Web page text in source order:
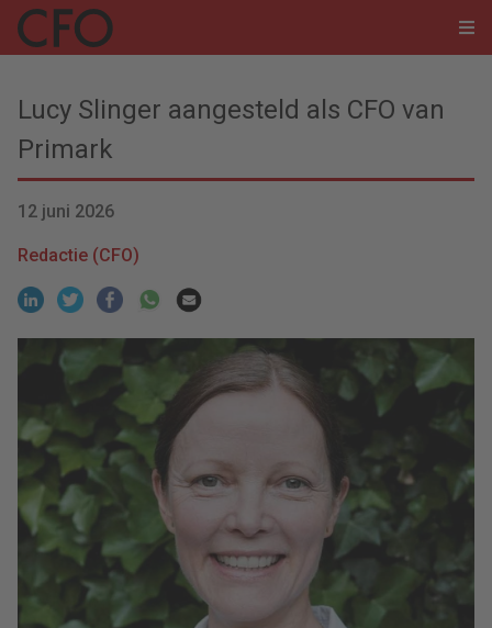
Lucy Slinger aangesteld als CFO van
Primark
12 juni 2026
Redactie (CFO)